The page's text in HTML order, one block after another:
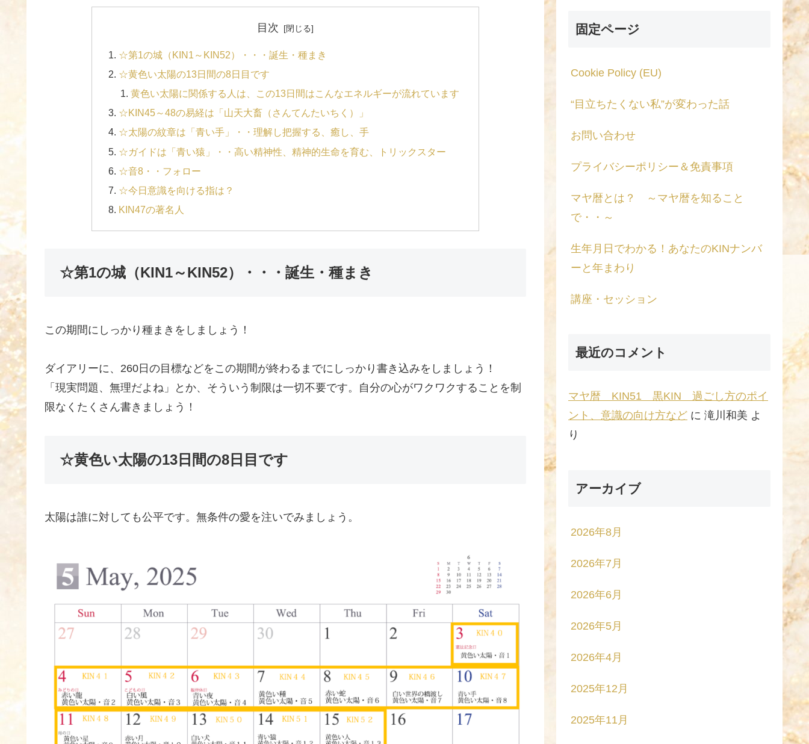
目次
☆第1の城（KIN1～KIN52）・・・誕生・種まき
☆黄色い太陽の13日間の8日目です
黄色い太陽に関係する人は、この13日間はこんなエネルギーが流れています
☆KIN45～48の易経は「山天大畜（さんてんたいちく）」
☆太陽の紋章は「青い手」・・理解し把握する、癒し、手
☆ガイドは「青い猿」・・高い精神性、精神的生命を育む、トリックスター
☆音8・・フォロー
☆今日意識を向ける指は？
KIN47の著名人
☆第1の城（KIN1～KIN52）・・・誕生・種まき
この期間にしっかり種まきをしましょう！
ダイアリーに、260日の目標などをこの期間が終わるまでにしっかり書き込みをしましょう！
「現実問題、無理だよね」とか、そういう制限は一切不要です。自分の心がワクワクすることを制
限なくたくさん書きましょう！
☆黄色い太陽の13日間の8日目です
太陽は誰に対しても公平です。無条件の愛を注いでみましょう。
固定ページ
Cookie Policy (EU)
“目立ちたくない私”が変わった話
お問い合わせ
プライバシーポリシー＆免責事項
マヤ暦とは？ ～マヤ暦を知ること
で・・～
生年月日でわかる！あなたのKINナンバ
ーと年まわり
講座・セッション
最近のコメント
マヤ暦 KIN51 黒KIN 過ごし方のポイ
ント、意識の向け方など に 滝川和美 よ
り
アーカイブ
2026年8月
2026年7月
2026年6月
2026年5月
2026年4月
2025年12月
2025年11月